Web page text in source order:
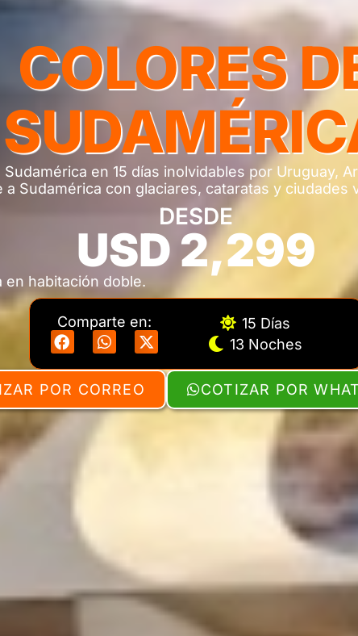
COLORES
en 15 días inolvidables por Uruguay,
a Sudamérica con glaciares, cataratas y ciudades
DESDE
USD 2,299
habitación doble.
Comparte en:
15 Días
13 Noches
POR CORREO COTIZAR POR